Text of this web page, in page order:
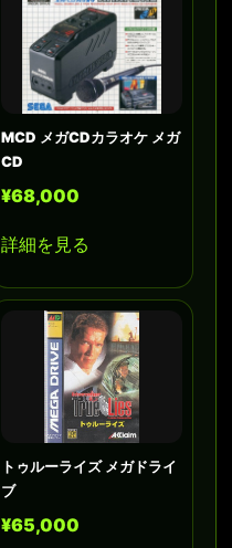
MCD メガCDカラオケ メガ
CD
¥68,000
詳細を見る
トゥルーライズ メガドライ
ブ
¥65,000